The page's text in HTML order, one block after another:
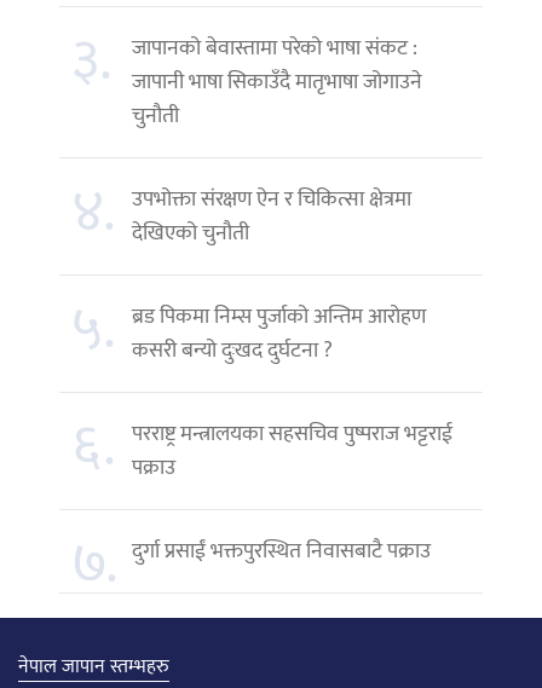
३.
जापानको बेवास्तामा परेको भाषा संकट :
जापानी भाषा सिकाउँदै मातृभाषा जोगाउने
चुनौती
४. उपभोक्ता संरक्षण ऐन र चिकित्सा क्षेत्रमा
देखिएको चुनौती
५. ब्रड पिकमा निम्स पुर्जाको अन्तिम आरोहण
कसरी बन्यो दुःखद दुर्घटना ?
६. परराष्ट्र मन्त्रालयका सहसचिव पुष्पराज भट्टराई
पक्राउ
७. दुर्गा प्रसाईं भक्तपुरस्थित निवासबाटै पक्राउ
नेपाल जापान स्तम्भहरु